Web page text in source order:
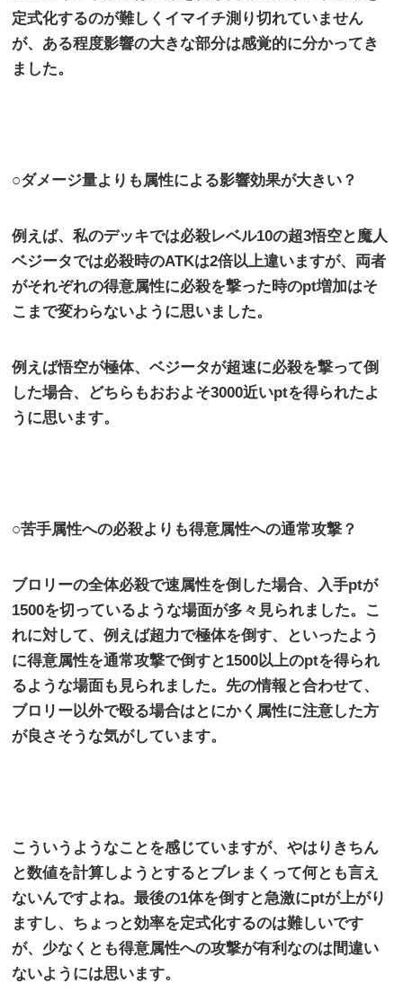
定式化するのが難しくイマイチ測り切れていません
が、ある程度影響の大きな部分は感覚的に分かってき
ました。
○ダメージ量よりも属性による影響効果が大きい？
例えば、私のデッキでは必殺レベル10の超3悟空と魔人
ベジータでは必殺時のATKは2倍以上違いますが、両者
がそれぞれの得意属性に必殺を撃った時のpt増加はそ
こまで変わらないように思いました。
例えば悟空が極体、ベジータが超速に必殺を撃って倒
した場合、どちらもおおよそ3000近いptを得られたよ
うに思います。
○苦手属性への必殺よりも得意属性への通常攻撃？
ブロリーの全体必殺で速属性を倒した場合、入手ptが
1500を切っているような場面が多々見られました。こ
れに対して、例えば超力で極体を倒す、といったよう
に得意属性を通常攻撃で倒すと 1500以上のptを得られ
るような場面も見られました。先の情報と合わせて、
ブロリー以外で殴る場合はとにかく属性に注意した方
が良さそうな気がしています。
こういうようなことを感じていますが、やはりきちん
と数値を計算しようとするとブレまくって何とも言え
ないんですよね。最後の1体を倒すと急激にptが上がり
ますし、ちょっと効率を定式化するのは難しいです
が、少なくとも得意属性への攻撃が有利なのは間違い
ないようには思います。